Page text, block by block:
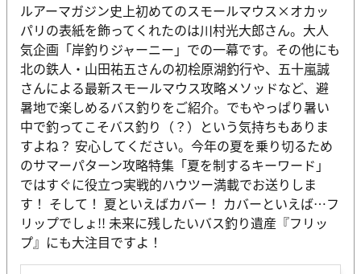
ルアーマガジン史上初めてのスモールマウス×オカッ
パリの表紙を飾ってくれたのは川村光大郎さん。大人
気企画「岸釣りジャーニー」での一幕です。その他にも
北の鉄人・山田祐五さんの初桧原湖釣行や、五十嵐誠
さんによる最新スモールマウス攻略メソッドなど、避
暑地で楽しめるバス釣りをご紹介。でもやっぱり暑い
中で釣ってこそバス釣り（？）という気持ちもありま
すよね？ 安心してください。今年の夏を乗り切るため
のサマーパターン攻略特集「夏を制するキーワード」
ではすぐに役立つ実戦的ハウツー満載でお送りしま
す！ そして！ 夏といえばカバー！ カバーといえば…フ
リップでしょ!! 未来に残したいバス釣り遺産『フリッ
プ』にも大注目ですよ！